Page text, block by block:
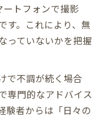
トフォンで撮影
す。これにより、無
っていないかを把握
で不調が続く場合
専門的なアドバイス
験者からは「日々の